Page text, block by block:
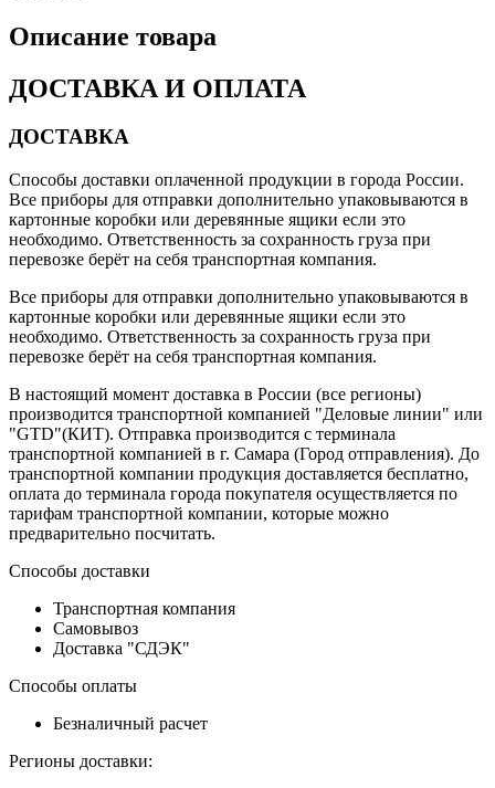
Описание товара
ДОСТАВКА И ОПЛАТА
ДОСТАВКА
Способы доставки оплаченной продукции в города России.
Все приборы для отправки дополнительно упаковываются в
картонные коробки или деревянные ящики если это
необходимо. Ответственность за сохранность груза при
перевозке берёт на себя транспортная компания.
Все приборы для отправки дополнительно упаковываются в
картонные коробки или деревянные ящики если это
необходимо. Ответственность за сохранность груза при
перевозке берёт на себя транспортная компания.
В настоящий момент доставка в России (все регионы)
производится транспортной компанией "Деловые линии" или
"GTD"(КИТ). Отправка производится с терминала
транспортной компанией в г. Самара (Город отправления). До
транспортной компании продукция доставляется бесплатно,
оплата до терминала города покупателя осуществляется по
тарифам транспортной компании, которые можно
предварительно посчитать.
Способы доставки
Транспортная компания
Самовывоз
Доставка "СДЭК"
Способы оплаты
Безналичный расчет
Регионы доставки: